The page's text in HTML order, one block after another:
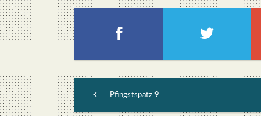
Pfingstspatz 9